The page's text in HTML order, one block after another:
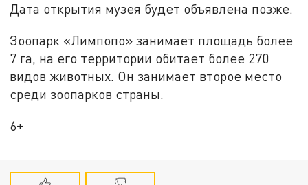
Дата открытия музея будет объявлена позже.
Зоопарк «Лимпопо» занимает площадь более
7 га, на его территории обитает более 270
видов животных. Он занимает второе место
среди зоопарков страны.
6+